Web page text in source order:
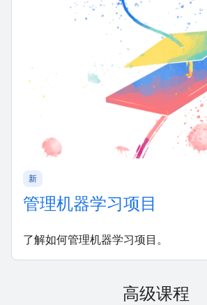
新
管理机器学习项目
了解如何管理机器学习项目。
高级课程